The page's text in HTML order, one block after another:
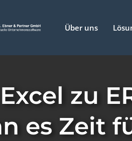
Über uns
zu
es Zeit